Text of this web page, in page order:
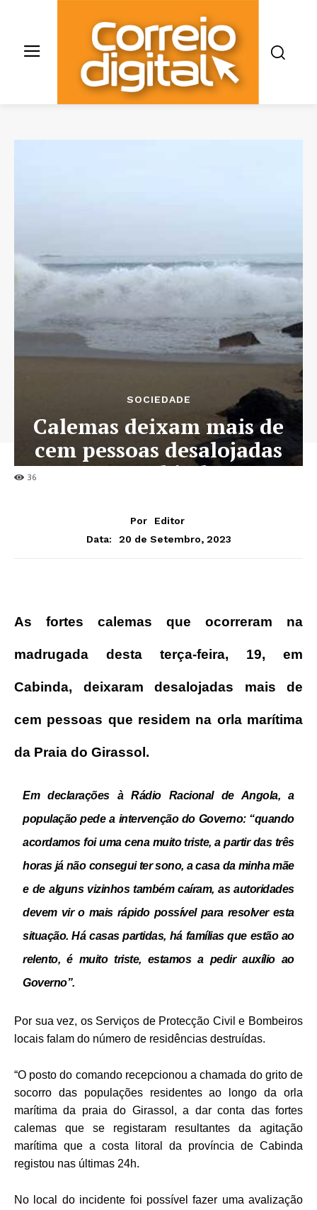
36
SOCIEDADE
Calemas deixam mais de
cem pessoas desalojadas
em Cabinda
Por
Editor
Data:
20 de Setembro, 2023
As fortes calemas que ocorreram na
madrugada desta terça-feira, 19, em
Cabinda, deixaram desalojadas mais de
cem pessoas que residem na orla marítima
da Praia do Girassol.
Em declarações à Rádio Racional de Angola, a
população pede a intervenção do Governo: “quando
acordamos foi uma cena muito triste, a partir das três
horas já não consegui ter sono, a casa da minha mãe
e de alguns vizinhos também caíram, as autoridades
devem vir o mais rápido possível para resolver esta
situação. Há casas partidas, há famílias que estão ao
relento, é muito triste, estamos a pedir auxílio ao
Governo”.
Por sua vez, os Serviços de Protecção Civil e Bombeiros
locais falam do número de residências destruídas.
“O posto do comando recepcionou a chamada do grito de
socorro das populações residentes ao longo da orla
marítima da praia do Girassol, a dar conta das fortes
calemas que se registaram resultantes da agitação
marítima que a costa litoral da província de Cabinda
registou nas últimas 24h.
No local do incidente foi possível fazer uma avalização